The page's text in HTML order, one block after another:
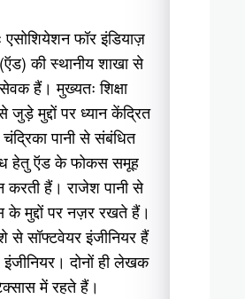
फॉर इंडियाज़
की स्थानीय शाखा से
हैं। मुख्यतः शिक्षा
जुड़े मुद्दों पर ध्यान केंद्रित
पानी से संबंधित
हेतु ऍड के फोकस समूह
करती हैं। राजेश पानी से
के मुद्दों पर नज़र रखते हैं।
से सॉफ्टवेयर इंजीनियर हैं
दोनों ही लेखक
में रहते हैं।